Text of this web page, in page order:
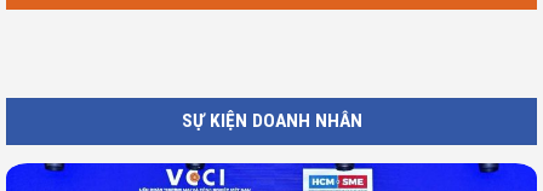
SỰ KIỆN DOANH NHÂN